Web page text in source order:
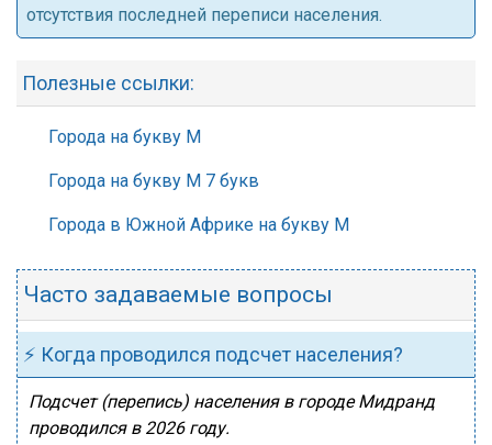
отсутствия последней переписи населения.
Полезные ссылки:
Города на букву М
Города на букву М 7 букв
Города в Южной Африке на букву М
Часто задаваемые вопросы
⚡ Когда проводился подсчет населения?
Подсчет (перепись) населения в городе Мидранд
проводился в 2026 году.